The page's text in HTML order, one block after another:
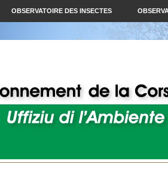
OBSERVATOIRE DES INSECTES